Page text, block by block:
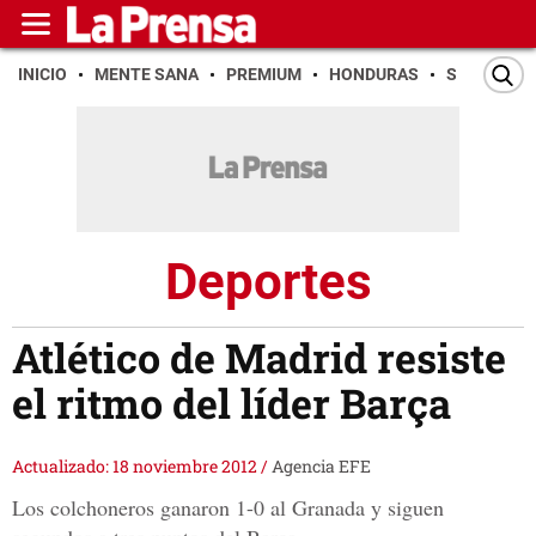
INICIO MENTE SANA PREMIUM HONDURAS SAN PEDRO
Deportes
Atlético de Madrid resiste
el ritmo del líder Barça
Actualizado: 18 noviembre 2012/Agencia EFE
Los colchoneros ganaron 1-0 al Granada y siguen